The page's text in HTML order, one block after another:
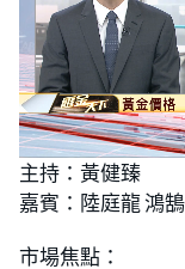
U
n
m
u
t
e
L
o
e
d
主持：黃健臻
嘉賓：陸庭龍 鴻
市場焦點：